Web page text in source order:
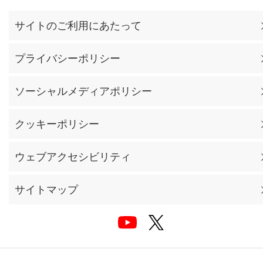
サイトのご利用にあたって
プライバシーポリシー
ソーシャルメディアポリシー
クッキーポリシー
ウェブアクセシビリティ
サイトマップ